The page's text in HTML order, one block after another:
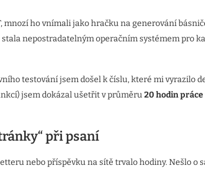
mnozí ho vnímali jako hračku na generování
nepostradatelným operačním systémem pro
testování jsem došel k číslu, které mi vyrazilo
jsem dokázal ušetřit v průměru20 hodin
při psaní
nebo příspěvku na sítě trvalo hodiny. Nešlo o